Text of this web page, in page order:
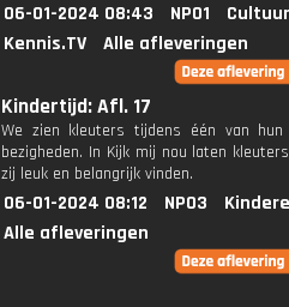
06-01-2024 08:43 NPO1
Kennis.TV
Alle afleveringen
Kindertijd: Afl. 17
We zien kleuters tijdens één van hun
bezigheden. In Kijk mij nou laten
zij leuk en belangrijk vinden.
06-01-2024 08:12 NPO3
Alle afleveringen